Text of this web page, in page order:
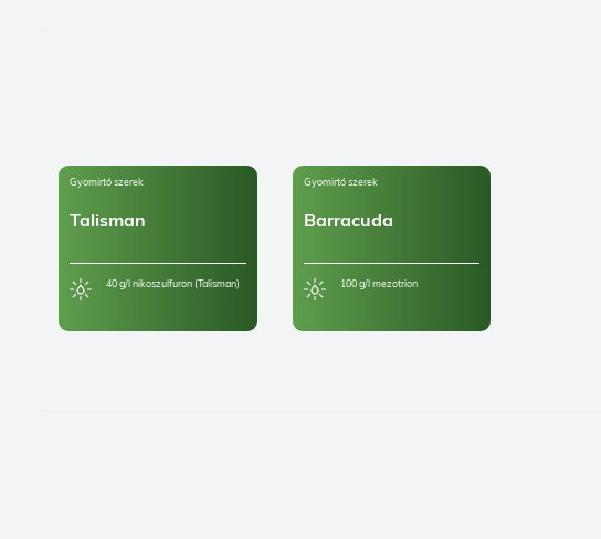
Gyomirtó szerek
Talisman
40 g/l nikoszulfuron (Talisman)
Gyomirtó szerek
Barracuda
100 g/l mezotrion